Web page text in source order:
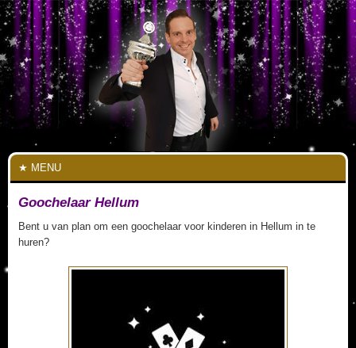
MENU
Goochelaar Hellum
Bent u van plan om een goochelaar voor kinderen in Hellum in te
huren?